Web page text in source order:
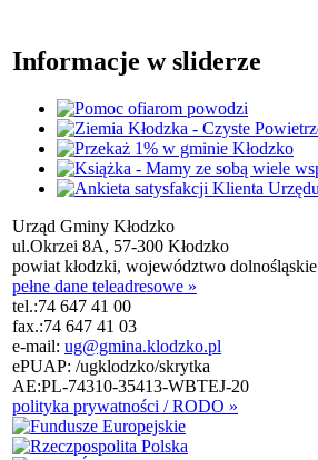
Informacje w sliderze
Urząd Gminy Kłodzko
ul.Okrzei 8A, 57-300 Kłodzko
powiat kłodzki, województwo dolnośląskie
pełne dane teleadresowe »
tel.:74 647 41 00
fax.:74 647 41 03
e-mail: ug@gmina.klodzko.pl
ePUAP: /ugklodzko/skrytka
AE:PL-74310-35413-WBTEJ-20
polityka prywatności / RODO »